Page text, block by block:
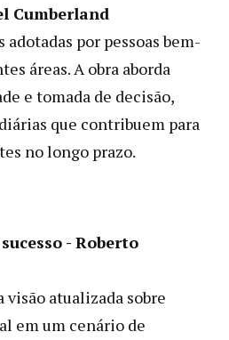
Cumberland
por pessoas bem-
áreas. A obra aborda
e tomada de decisão,
que contribuem para
no longo prazo.
- Roberto
visão atualizada sobre
em um cenário de